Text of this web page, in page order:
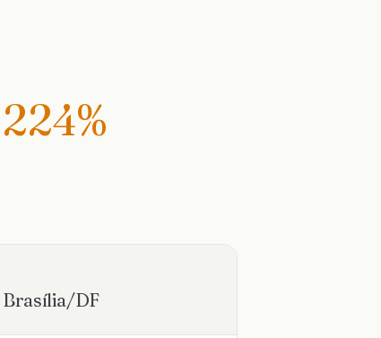
224%
Brasília/DF